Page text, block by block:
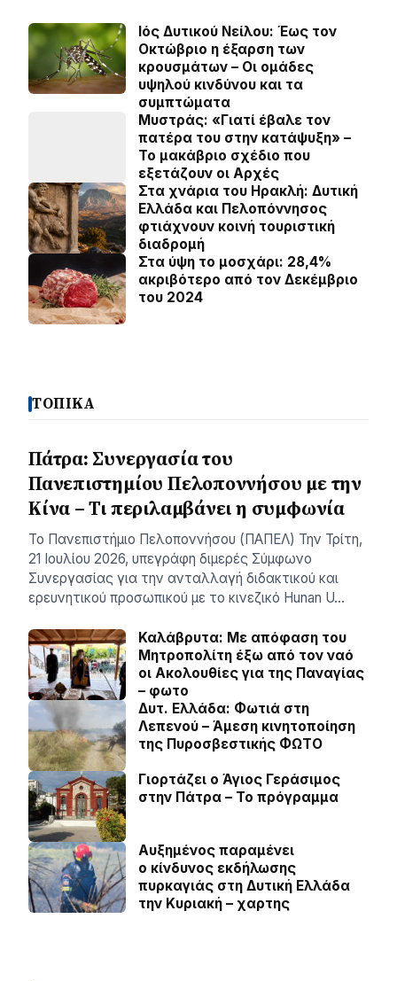
Ιός Δυτικού Νείλου: Έως τον
Οκτώβριο η έξαρση των
κρουσμάτων – Οι ομάδες
υψηλού κινδύνου και τα
συμπτώματα
Μυστράς: «Γιατί έβαλε τον
πατέρα του στην κατάψυξη» –
Το μακάβριο σχέδιο που
εξετάζουν οι Αρχές
Στα χνάρια του Ηρακλή: Δυτική
Ελλάδα και Πελοπόννησος
φτιάχνουν κοινή τουριστική
διαδρομή
Στα ύψη το μοσχάρι: 28,4%
ακριβότερο από τον Δεκέμβριο
του 2024
ΤΟΠΙΚΑ
Πάτρα: Συνεργασία του
Πανεπιστημίου Πελοποννήσου με την
Κίνα – Τι περιλαμβάνει η συμφωνία
Το Πανεπιστήμιο Πελοποννήσου (ΠΑΠΕΛ) Την Τρίτη,
21 Ιουλίου 2026, υπεγράφη διμερές Σύμφωνο
Συνεργασίας για την ανταλλαγή διδακτικού και
ερευνητικού προσωπικού με το κινεζικό Hunan U…
Καλάβρυτα: Με απόφαση του
Μητροπολίτη έξω από τον ναό
οι Ακολουθίες για της Παναγίας
– φωτο
Δυτ. Ελλάδα: Φωτιά στη
Λεπενού – Άμεση κινητοποίηση
της Πυροσβεστικής ΦΩΤΟ
Γιορτάζει ο Άγιος Γεράσιμος
στην Πάτρα – Το πρόγραμμα
Αυξημένος παραμένει
ο κίνδυνος εκδήλωσης
πυρκαγιάς στη Δυτική Ελλάδα
την Κυριακή – χαρτης